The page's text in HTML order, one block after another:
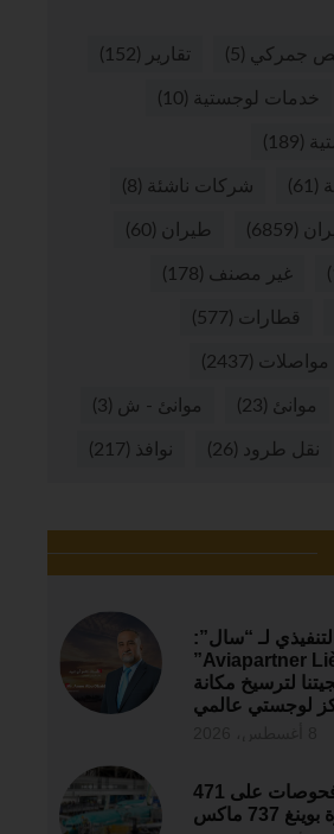
جمركي (5) تقارير (152)
خدمات لوجستية (10)
(189)
(61) شركات ناشئة (8)
(6859) طيران (60)
غير مصنف (178)
قطارات (577)
مواصلات (2437)
موانئ (23) موانئ - ش (3)
نقل طرود (26) نوافذ (217)
لـ “سال”:
انضمام “Aviapartner Liège”
لترسيخ مكانة
لوجستي عالمي
«FAA» تطلب فحوصات على 471
737 ماكس